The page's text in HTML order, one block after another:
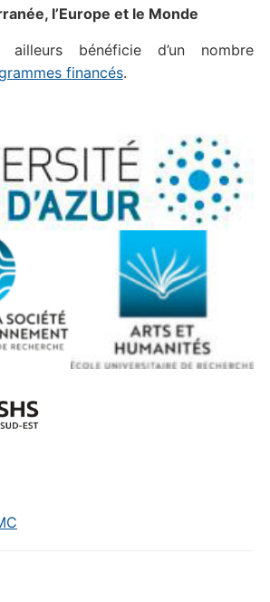
l’Europe et le Monde
bénéficie d’un nombre
financés.